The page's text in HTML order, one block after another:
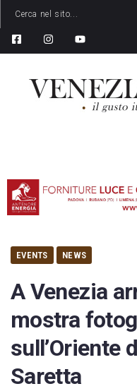
EVENTS NEWS
A Venezia
mostra
sull’Oriente
Saretta